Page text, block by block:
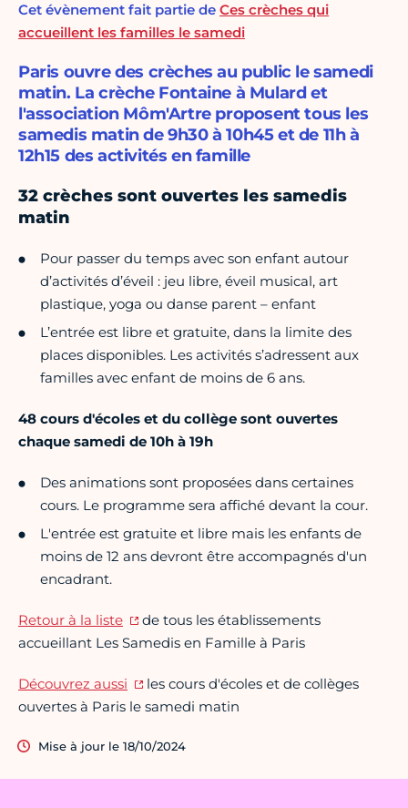
Cet évènement fait partie de Ces crèches qui
accueillent les familles le samedi
Paris ouvre des crèches au public le samedi
matin. La crèche Fontaine à Mulard et
l'association Môm'Artre proposent tous les
samedis matin de 9h30 à 10h45 et de 11h à
12h15 des activités en famille
32 crèches sont ouvertes les samedis
matin
Pour passer du temps avec son enfant autour
d’activités d’éveil : jeu libre, éveil musical, art
plastique, yoga ou danse parent – enfant
L’entrée est libre et gratuite, dans la limite des
places disponibles. Les activités s’adressent aux
familles avec enfant de moins de 6 ans.
48 cours d'écoles et du collège sont ouvertes
chaque samedi de 10h à 19h
Des animations sont proposées dans certaines
cours. Le programme sera affiché devant la cour.
L'entrée est gratuite et libre mais les enfants de
moins de 12 ans devront être accompagnés d'un
encadrant.
Retour à la liste
de tous les établissements
accueillant Les Samedis en Famille à Paris
Découvrez aussi
les cours d'écoles et de collèges
ouvertes à Paris le samedi matin
Mise à jour le 18/10/2024